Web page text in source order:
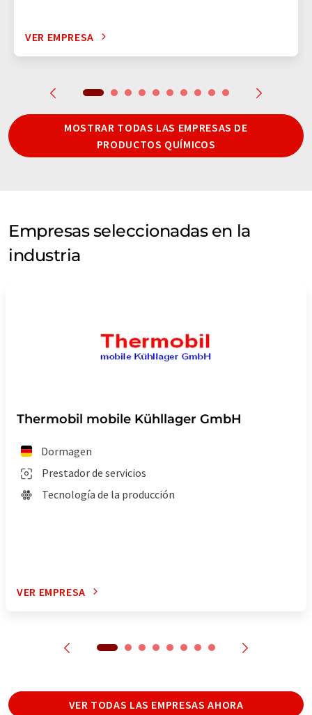
VER EMPRESA
MOSTRAR TODAS LAS EMPRESAS DE
PRODUCTOS QUÍMICOS
Empresas seleccionadas en la
industria
Thermobil mobile Kühllager GmbH
Dormagen
Prestador de servicios
Tecnología de la producción
VER EMPRESA
VER TODAS LAS EMPRESAS AHORA